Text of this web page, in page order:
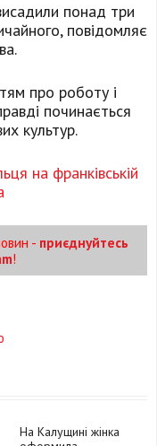
понад три
повідомляє
про роботу і
починається
культур.
на франківській
- приєднуйтесь
!
На Калущині жінка